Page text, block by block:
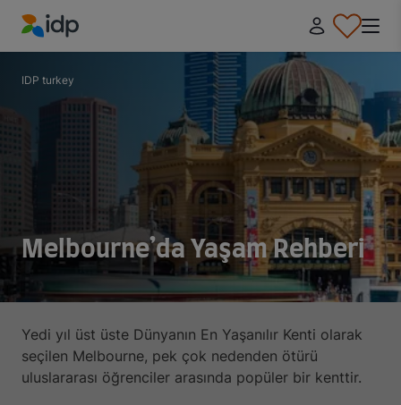
IDP Education
IDP turkey
Melbourne’da Yaşam Rehberi
Yedi yıl üst üste Dünyanın En Yaşanılır Kenti olarak
seçilen Melbourne, pek çok nedenden ötürü
uluslararası öğrenciler arasında popüler bir kenttir.